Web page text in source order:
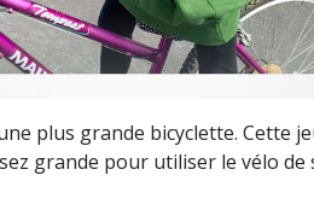
plus grande bicyclette. Cette
grande pour utiliser le vélo de